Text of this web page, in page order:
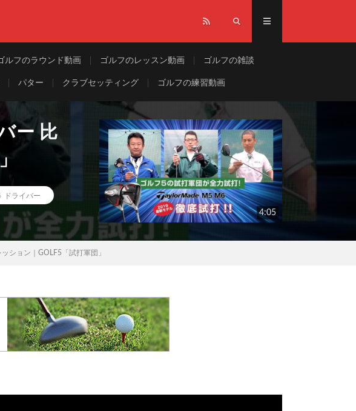
ルフのラウンド動画 ゴルフのレッスン動画 ゴルフの雑談
パター クラブセッティング ゴルフの練習動画
ー 比
ドライバー
4:05
ション｜GOLF5「試打軍団」